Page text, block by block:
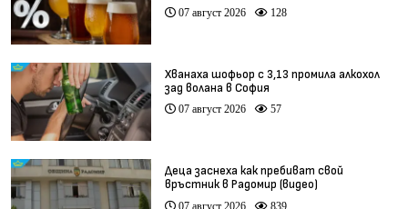
07 август 2026 128
Хванаха шофьор с 3,13 промила алкохол
зад волана в София
07 август 2026 57
Деца заснеха как пребиват свой
връстник в Радомир (видео)
07 август 2026 839